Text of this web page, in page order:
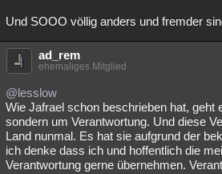
Und SOOO völlig anders und fremder
ad_rem
ehemaliges Mitglied
@lesslow
Wie Jafrael schon beschrieben hat, geht
sondern um Verantwortung. Und diese
Land nunmal. Es hat sie aufgrund der
ich denke dass ich und hoffentlich die
Verantwortung gerne übernehmen.